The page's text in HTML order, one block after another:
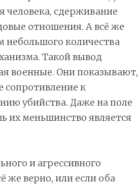
человека, сдерживание
отношения. А всё же
небольшого количества
Такой вывод
военные. Они показывают,
сопротивление к
убийства. Даже на поле
их меньшинство является
и агрессивного
же верно, или если оба